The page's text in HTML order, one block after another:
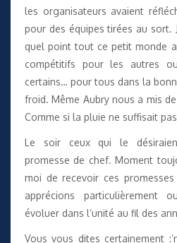
les organisateurs avaient
pour des équipes tirées au sort.
quel point tout ce petit monde
compétitifs pour les autres
certains… pour tous dans la
froid. Même Aubry nous a mis
Comme si la pluie ne suffisait
Le soir ceux qui le
promesse de chef. Moment
moi de recevoir ces
apprécions particulièrement
évoluer dans l’unité au fil des
Vous vous dites certainement